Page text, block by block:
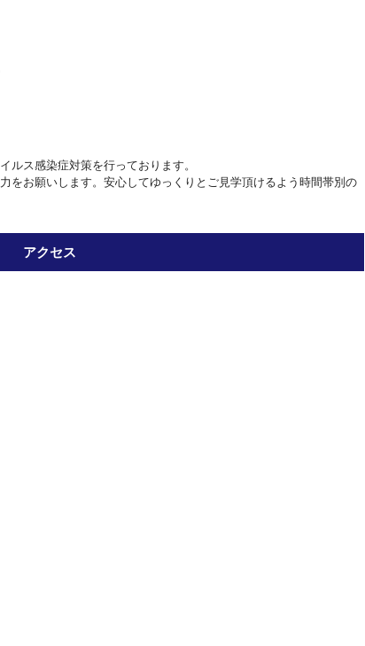
ルス感染症対策を行っております。
をお願いします。安心してゆっくりとご見学頂けるよう時間帯別の
アクセス